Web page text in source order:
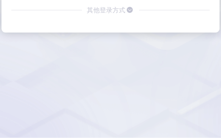
其他登录方式